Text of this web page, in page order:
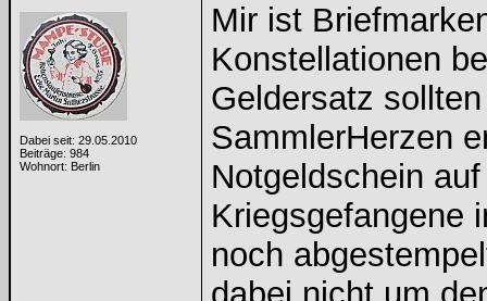
Dabei seit: 29.05.2010
Beiträge: 984
Wohnort: Berlin
Mir ist
Konstellationen
Geldersatz
SammlerHerzen
Notgeldschein
Kriegsgefangene
noch